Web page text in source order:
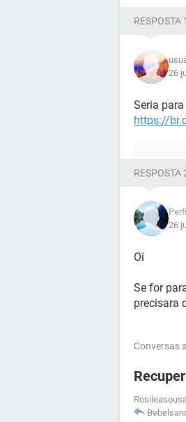
RESPOSTA
26
Seria
https://
RESPOSTA
26
Oi
Se for
precisara
Conversas